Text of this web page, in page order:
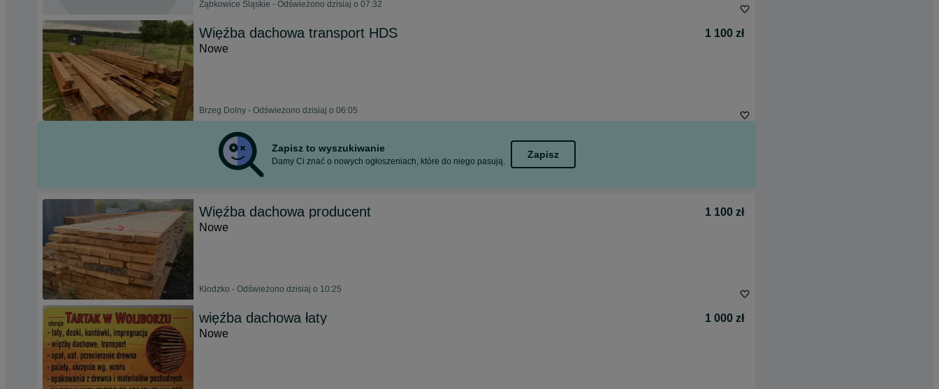
Ząbkowice Śląskie - Odświeżono dzisiaj o 07:32
Więźba dachowa transport HDS
1 100 zł
Nowe
Brzeg Dolny - Odświeżono dzisiaj o 06:05
Zapisz to wyszukiwanie
Damy Ci znać o nowych ogłoszeniach, które do niego pasują.
Zapisz
Więźba dachowa producent
1 100 zł
Nowe
Kłodzko - Odświeżono dzisiaj o 10:25
więźba dachowa łaty
1 000 zł
Nowe